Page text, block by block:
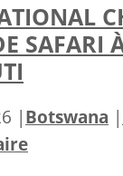
SAFARI
|Catégories
Botswana |